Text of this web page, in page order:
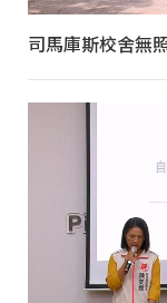
司馬庫斯校舍無